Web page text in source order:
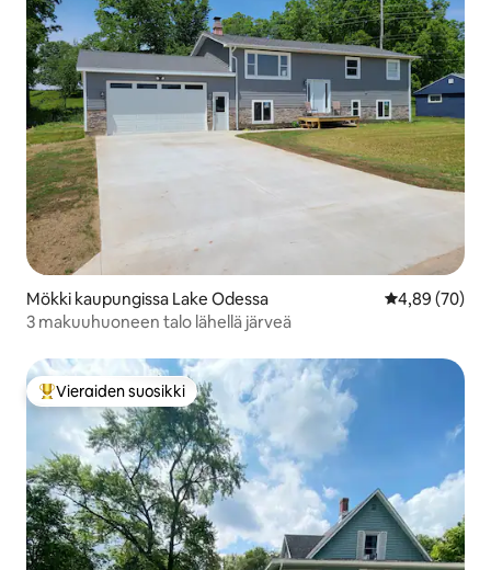
Mökki kaupungissa Lake Odessa
4,89 (70)
3 makuuhuoneen talo lähellä järveä
Vieraiden suosikkien parhaimmistoa
Vieraiden suosikki